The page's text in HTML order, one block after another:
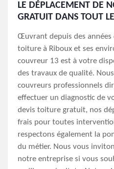
LE DÉPLACEMENT DE
GRATUIT DANS TOUT
Œuvrant depuis des années
toiture à Riboux et ses
couvreur 13 est à votre
des travaux de qualité.
couvreurs professionnels
effectuer un diagnostic de
devis toiture gratuit, nos
frais pour toutes
respectons également la
du métier. Nous vous
notre entreprise si vous